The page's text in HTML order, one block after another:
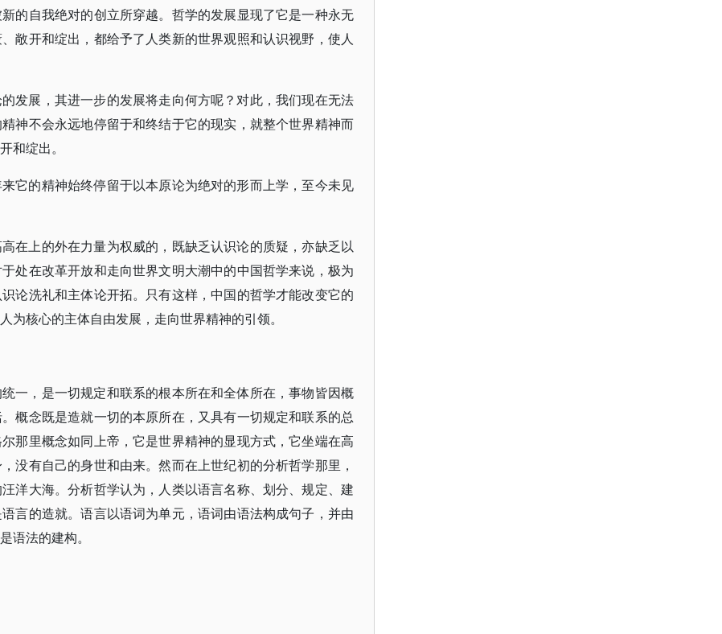
的自我绝对的创立所穿越。哲学的发展显现了它是一种永无
敞开和绽出，都给予了人类新的世界观照和认识视野，使人
发展，其进一步的发展将走向何方呢？对此，我们现在无法
神不会永远地停留于和终结于它的现实，就整个世界精神而
和绽出。
它的精神始终停留于以本原论为绝对的形而上学，至今未见
在上的外在力量为权威的，既缺乏认识论的质疑，亦缺乏以
处在改革开放和走向世界文明大潮中的中国哲学来说，极为
论洗礼和主体论开拓。只有这样，中国的哲学才能改变它的
核心的主体自由发展，走向世界精神的引领。
一，是一切规定和联系的根本所在和全体所在，事物皆因概
概念既是造就一切的本原所在，又具有一切规定和联系的总
那里概念如同上帝，它是世界精神的显现方式，它坐端在高
没有自己的身世和由来。然而在上世纪初的分析哲学那里，
洋大海。分析哲学认为，人类以语言名称、划分、规定、建
言的造就。语言以语词为单元，语词由语法构成句子，并由
语法的建构。